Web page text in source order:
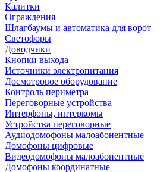
Калитки
Ограждения
Шлагбаумы и автоматика для ворот
Светофоры
Доводчики
Кнопки выхода
Источники электропитания
Досмотровое оборудование
Контроль периметра
Переговорные устройства
Интерфоны, интеркомы
Устройства переговорные
Аудиодомофоны малоабонентные
Домофоны цифровые
Видеодомофоны малоабонентные
Домофоны координатные